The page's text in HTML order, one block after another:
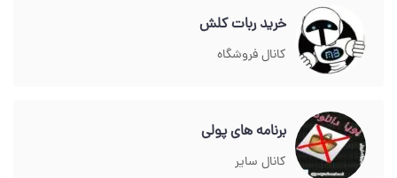
خرید ربات کلش
کانال فروشگاه
برنامه های پولی
کانال سایر